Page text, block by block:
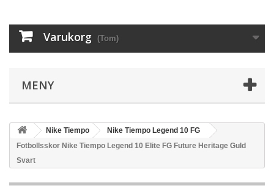
Varukorg (Tom)
MENY
Nike Tiempo
Nike Tiempo Legend 10 FG
Fotbollsskor Nike Tiempo Legend 10 Elite FG Future Heritage Guld
Svart